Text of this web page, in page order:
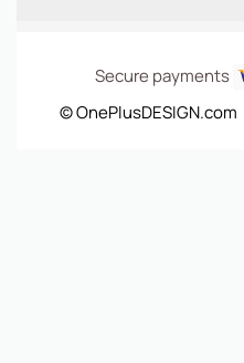
Secure payments
© OnePlusDESIGN.com